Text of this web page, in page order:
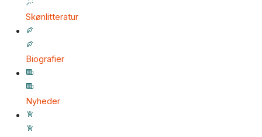
Skønlitteratur
Biografier
Nyheder